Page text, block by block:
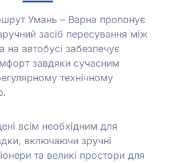
Умань – Варна пропонує
засіб пересування між
на автобусі забезпечує
завдяки сучасним
технічному
всім необхідним для
включаючи зручні
та великі простори для